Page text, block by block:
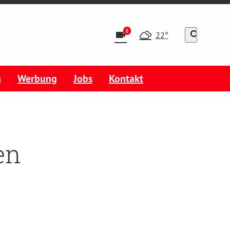
videocam8 22° search
Werbung Jobs Kontakt